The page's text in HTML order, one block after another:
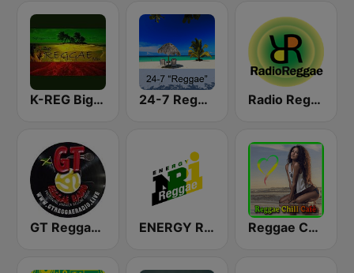
K-REG Big Reggae Mix 24-7 Reggae Radio Reggae
GT Reggae Radio ENERGY Reggae Reggae Chill Café